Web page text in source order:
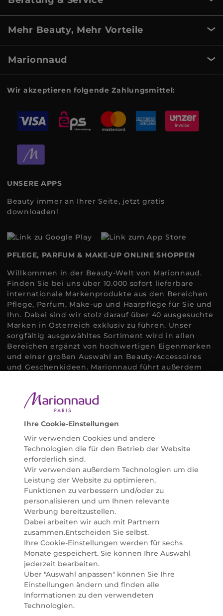
Mehr Beauty, Mehr Vorteile
Marionnaud
Wir akzeptieren folgende Zahlungsmittel:
UNSERE APPS
Beauty immer an Ihrer Seite, jetzt gratis
downloaden!
PFLEGE, PARFUM & MAKE-UP ONLINE SHOPPEN
Willkommen in der Beauty-Welt von Marionnaud.
Finden Sie bei uns über 10.000 sofort lieferbare
internationale Markenprodukte aus den Bereichen
Pflege, Parfum, Make-up und Haarpflege für Sie und
Ihn. Dabei sind wir stolz darauf über 40 ausgesuchte
Marken in Österreich exklusiv zu führen. Unser
sorgfältig ausgewähltes Sortiment wird in allen
Bereichen ergänzt von hochwertigen Eigenmarken
und einer großen Auswahl an Beauty-Accessoires
und Geschenkideen. Marionnaud führt außerdem
Bedürfnissen individuell mit der perfekten Lösung
helfen zu können. Entdecken Sie auch unsere
Online Beauty Beratungen und bestellen Sie ganz
einfach alles für Ihre Beauty Routine direkt nach
Hause oder in Ihre Wunsch-Parfümerie liefern.
BERATUNG & EXPERTISE
Marionnaud wurde im Jahr 1984 in Paris gegründet
und ist seit 2001 in Österreich vertreten. Mit rund 80
Parfümerien und unserem Online Shop sind wir
Marktführer im selektiven Beautyhandel in
Österreich. Seit 2023 liefern wir auch nach
Deutschland. Durch abwechselnde Aktionen und
attraktive Angebote zu allen Anlässen finden Sie bei
Marionnaud alles, was Beauty Herzen höherschlagen
lässt. Wir glauben fest daran, dass Freude auf viele
Arten geschaffen werden kann. Vom beruhigenden
und pflegenden Gefühl Ihrer Lieblingsaugencreme
bis zur positiven Verpflichtung zu nachhaltigen
Rohstoffen. Darum suchen wir jeden Tag nach
Wegen, um Ihnen das tägliche Wohlfühlen zu
Ihre Cookie-Einstellungen
Wir verwenden Cookies und andere
Technologien die für den Betrieb der Website
erforderlich sind.
Wir verwenden außerdem Technologien um die
Leistung der Website zu optimieren,
Funktionen zu verbessern und/oder zu
personalisieren und um Ihnen relevante
Werbung bereitzustellen.
Dabei arbeiten wir auch mit Partnern
zusammen.Entscheiden Sie selbst.
Ihre Cookie-Einstellungen werden für sechs
Monate gespeichert. Sie können Ihre Auswahl
jederzeit bearbeiten.
Über "Auswahl anpassen" können Sie Ihre
Einstellungen ändern und finden alle
Informationen zu den verwendeten
Technologien.